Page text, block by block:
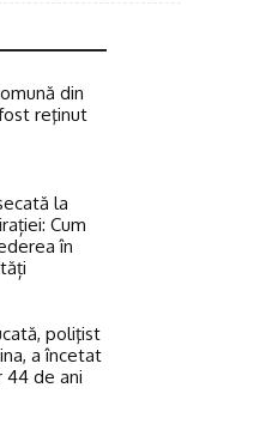
din
reţinut
la
Cum
în
poliţist
a încetat
44 de ani